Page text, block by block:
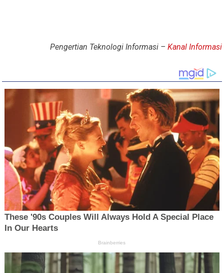
Pengertian Teknologi Informasi – Kanal Informasi